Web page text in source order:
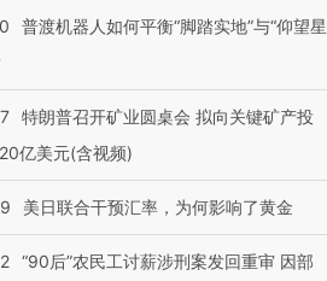
普渡机器人如何平衡“脚踏实地”与“仰望星
特朗普召开矿业圆桌会 拟向关键矿产投
亿美元(含视频)
美日联合干预汇率，为何影响了黄金
“90后”农民工讨薪涉刑案发回重审 因部